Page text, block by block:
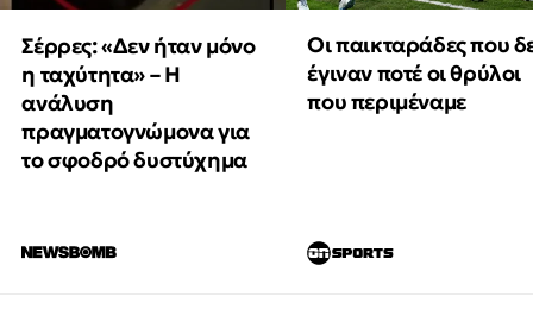
Σέρρες: «Δεν ήταν μόνο
η ταχύτητα» – Η
ανάλυση
πραγματογνώμονα για
το σφοδρό δυστύχημα
Οι παικταράδες που
έγιναν ποτέ οι θρύλοι
που περιμέναμε